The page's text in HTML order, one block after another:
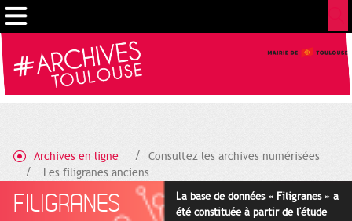
Archives en ligne
Consultez les archives numérisées
Les filigranes anciens
FILIGRANES
La base de données « Filigranes » a
été constituée à partir de l'étude
Cookies management panel